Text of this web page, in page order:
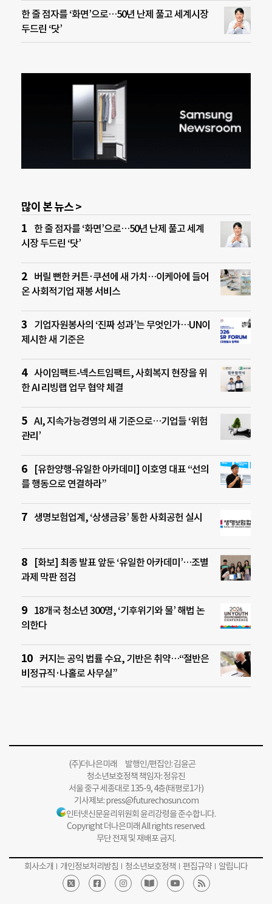
한 줄 점자를 ‘화면’으로…50년 난제 풀고 세계시장
두드린 ‘닷’
많이 본 뉴스 >
한 줄 점자를 ‘화면’으로…50년 난제 풀고 세계
시장 두드린 ‘닷’
버릴 뻔한 커튼·쿠션에 새 가치…이케아에 들어
온 사회적기업 재봉 서비스
기업자원봉사의 ‘진짜 성과’는 무엇인가…UN이
제시한 새 기준은
사이임팩트-넥스트임팩트, 사회복지 현장을 위
한 AI 리빙랩 업무 협약 체결
AI, 지속가능경영의 새 기준으로…기업들 ‘위험
관리’
[유한양행-유일한 아카데미] 이호영 대표 “선의
를 행동으로 연결하라”
생명보험업계, ‘상생금융’ 통한 사회공헌 실시
[화보] 최종 발표 앞둔 ‘유일한 아카데미’…조별
과제 막판 점검
18개국 청소년 300명, ‘기후위기와 물’ 해법 논
의한다
커지는 공익 법률 수요, 기반은 취약…“절반은
비정규직·나홀로 사무실”
(주)더나은미래 발행인/편집인: 김윤곤
청소년보호정책 책임자: 정유진
서울 중구 세종대로 135-9, 4층(태평로1가)
기사제보:press@futurechosun.com
인터넷신문윤리위원회 윤리강령을 준수합니다.
Copyright 더나은미래 All rights reserved.
무단 전재 및 재배포 금지.
회사소개 개인정보처리방침 청소년보호정책 편집규약 알립니다